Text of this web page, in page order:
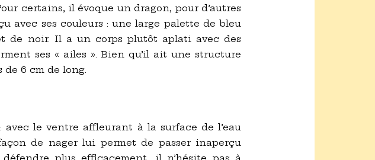
certains, il évoque un dragon, pour d’autres
avec ses couleurs : une large palette de bleu
de noir. Il a un corps plutôt aplati avec des
ses « ailes ». Bien qu’il ait une structure
de 6 cm de long.
le ventre affleurant à la surface de l’eau
de nager lui permet de passer inaperçu